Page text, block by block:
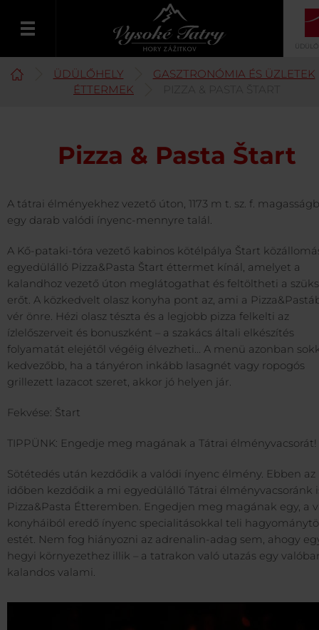
Magyar
ÜDÜLŐHELY
GASZTRONÓMIA ÉS ÜZLETEK
ÉTTERMEK
PIZZA & PASTA ŠTART
Pizza & Pasta Štart
A tátrai élményekhez vezető úton, 1173 m t. sz. f.
egy darab valódi ínyenc-mennyre talál.
A Kő-pataki-tóra vezető kabinos kötélpálya Štart
egyedülálló Pizza&Pasta Štart éttermet kínál, amelyet a
kalandhoz vezető úton meglátogathat és feltöltheti a
erőt. A közkedvelt olasz konyha pont az, ami a
vér önre. Hézi olasz tészta és a legjobb pizza felkelti az
ízlelőszerveit és bonuszként – a szakács általi elkészítés
folyamatát elejétől végéig élvezheti... A menü azonban
kedvezőbb, ha a tányéron inkább lasagnét vagy ropogós
grillezett lazacot szeret, akkor jó helyen jár.
Fekvése: Štart
TIPPÜNK: Engedje meg magának a Tátrai élményvacsorát!
Sötétedés után kezdődik a valódi ínyenc élmény. Ebben az
időben kezdődik a mi egyedülálló Tátrai élményvacsoránk
Pizza&Pasta Étteremben. Engedjen meg magának egy, a
konyháiból eredő ínyenc specialitásokkal teli
estét. Nem fog hiányozni az adrenalin-adag sem, ahogy
hegyi környezethez illik – a tatrakon való utazás egy
kalandos valami.